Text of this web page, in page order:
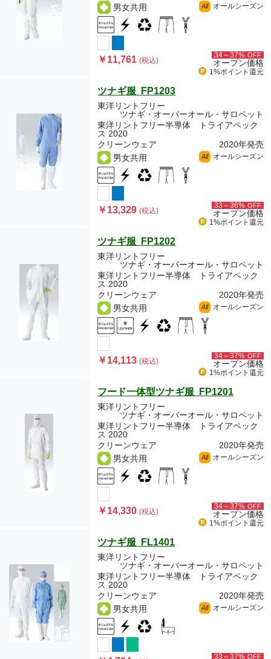
男女共用
All オールシーズン
￥11,761(税込)
34～37% OFF
オープン価格
1%ポイント 還元
ツナギ服 FP1203
東洋リントフリー
ツナギ・オーバーオール・サロペット
東洋リントフリー半導体 トライアペック
ス 2020
クリーンウェア
2020年発売
男女共用
All オールシーズン
￥13,329(税込)
33～36% OFF
オープン価格
1%ポイント 還元
ツナギ服 FP1202
東洋リントフリー
ツナギ・オーバーオール・サロペット
東洋リントフリー半導体 トライアペック
ス 2020
クリーンウェア
2020年発売
男女共用
All オールシーズン
￥14,113(税込)
34～37% OFF
オープン価格
1%ポイント 還元
フード一体型ツナギ服 FP1201
東洋リントフリー
ツナギ・オーバーオール・サロペット
東洋リントフリー半導体 トライアペック
ス 2020
クリーンウェア
2020年発売
男女共用
All オールシーズン
￥14,330(税込)
34～37% OFF
オープン価格
1%ポイント 還元
ツナギ服 FL1401
東洋リントフリー
ツナギ・オーバーオール・サロペット
東洋リントフリー半導体 トライアペック
ス 2020
クリーンウェア
2020年発売
男女共用
All オールシーズン
33～37% OFF